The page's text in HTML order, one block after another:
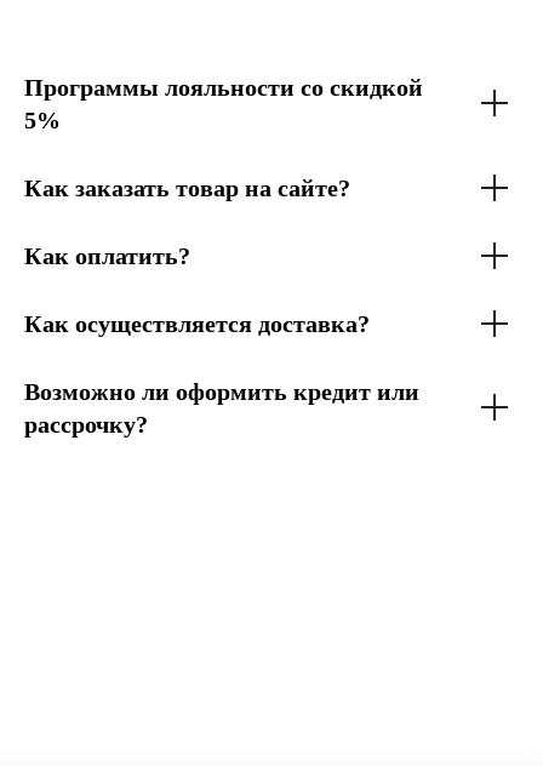
Программы лояльности со скидкой
5%
Как заказать товар на сайте?
Как оплатить?
Как осуществляется доставка?
Возможно ли оформить кредит или
рассрочку?